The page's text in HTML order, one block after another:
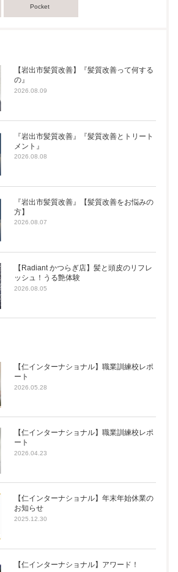
Pocket
【岩出市髪質改善】『髪質改善って何する
の』
2026.08.09
『岩出市髪質改善』『髪質改善とトリート
メント』
2026.08.08
『岩出市髪質改善』【髪質改善をお悩みの
方】
2026.08.07
【Radiant かつらぎ店】髪と頭皮のリフレ
ッシュ！うる艶体験
2026.08.05
【仁インターナショナル】職業訓練校レポ
ート
2026.05.28
【仁インターナショナル】職業訓練校レポ
ート
2026.04.23
【仁インターナショナル】年末年始休業の
お知らせ
2025.12.30
【仁インターナショナル】アワード！